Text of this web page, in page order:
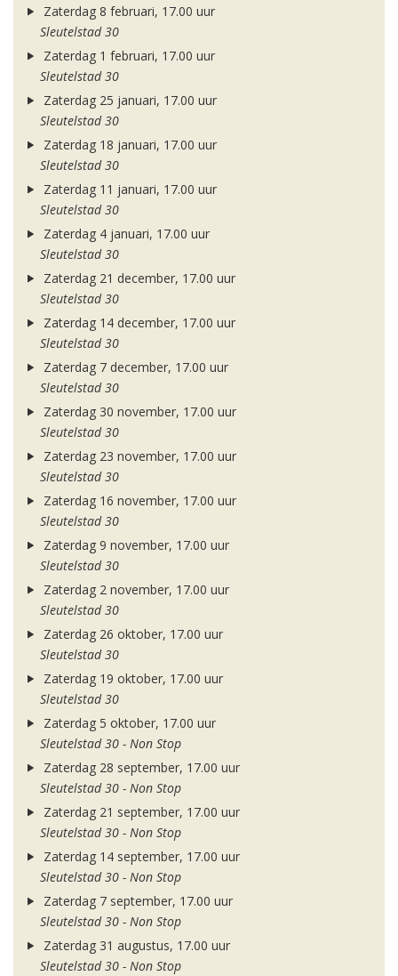
Zaterdag 8 februari, 17.00 uur
Sleutelstad 30
Zaterdag 1 februari, 17.00 uur
Sleutelstad 30
Zaterdag 25 januari, 17.00 uur
Sleutelstad 30
Zaterdag 18 januari, 17.00 uur
Sleutelstad 30
Zaterdag 11 januari, 17.00 uur
Sleutelstad 30
Zaterdag 4 januari, 17.00 uur
Sleutelstad 30
Zaterdag 21 december, 17.00 uur
Sleutelstad 30
Zaterdag 14 december, 17.00 uur
Sleutelstad 30
Zaterdag 7 december, 17.00 uur
Sleutelstad 30
Zaterdag 30 november, 17.00 uur
Sleutelstad 30
Zaterdag 23 november, 17.00 uur
Sleutelstad 30
Zaterdag 16 november, 17.00 uur
Sleutelstad 30
Zaterdag 9 november, 17.00 uur
Sleutelstad 30
Zaterdag 2 november, 17.00 uur
Sleutelstad 30
Zaterdag 26 oktober, 17.00 uur
Sleutelstad 30
Zaterdag 19 oktober, 17.00 uur
Sleutelstad 30
Zaterdag 5 oktober, 17.00 uur
Sleutelstad 30 - Non Stop
Zaterdag 28 september, 17.00 uur
Sleutelstad 30 - Non Stop
Zaterdag 21 september, 17.00 uur
Sleutelstad 30 - Non Stop
Zaterdag 14 september, 17.00 uur
Sleutelstad 30 - Non Stop
Zaterdag 7 september, 17.00 uur
Sleutelstad 30 - Non Stop
Zaterdag 31 augustus, 17.00 uur
Sleutelstad 30 - Non Stop